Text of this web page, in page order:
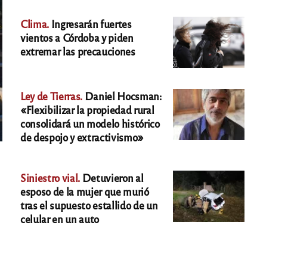
Clima. Ingresarán fuertes
vientos a Córdoba y piden
extremar las precauciones
Ley de Tierras. Daniel Hocsman:
«Flexibilizar la propiedad rural
consolidará un modelo histórico
de despojo y extractivismo»
Siniestro vial. Detuvieron al
esposo de la mujer que murió
tras el supuesto estallido de un
celular en un auto